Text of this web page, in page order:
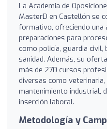
La Academia de
MasterD en Castellón se
formativo, ofreciendo una
preparaciones para
como policía, guardia civil,
sanidad. Además, su
más de 270 cursos
diversas como
mantenimiento industrial,
inserción laboral.
Metodología y